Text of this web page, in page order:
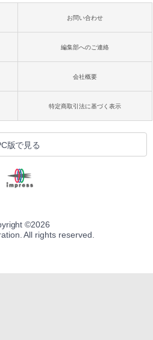
お問い合わせ
編集部へのご連絡
会社概要
特定商取引法に基づく表示
版で見る
©2026
All rights reserved.